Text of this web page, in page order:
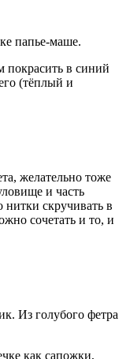
папье-маше.
покрасить в синий
(тёплый и
желательно тоже
и часть
скручивать в
сочетать и то, и
Из голубого фетра
как сапожки,